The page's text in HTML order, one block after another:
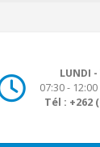
LUNDI -
07:30 -
Tél : +262